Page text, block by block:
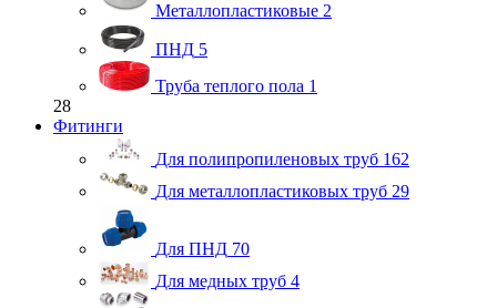
Металлопластиковые 2
ПНД 5
Труба теплого пола 1
28
Фитинги
Для полипропиленовых труб 162
Для металлопластиковых труб 29
Для ПНД 70
Для медных труб 4